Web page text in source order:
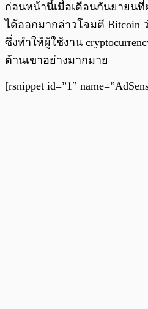
ก่อนหน้านี้เมื่อเดือนกันยายนที่
ได้ออกมากล่าวโจมตี Bitcoin
ซึ่งทำให้ผู้ใช้งาน
ต้านเขาอย่างมากมาย
[rsnippet id=”1″